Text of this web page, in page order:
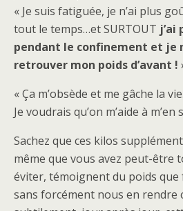
« Je suis fatiguée, je n’ai plus
tout le temps…et SURTOUT j’ai
pendant le confinement et je
retrouver mon poids d’avant !
« Ça m’obsède et me gâche la vie.
Je voudrais qu’on m’aide à m’en
Sachez que ces kilos
même que vous avez peut-être
éviter, témoignent du poids
sans forcément nous en rendre